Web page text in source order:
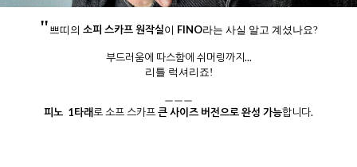
" 쁘띠의 소피 스카프 원작실이 FINO라는 사실 알고 계셨나요?
부드러움에 따스함에 쉬머링까지...
리틀 럭셔리죠!
ㅡㅡㅡ
피노 1타래로 소프 스카프큰 사이즈 버전으로 완성 가능합니다.